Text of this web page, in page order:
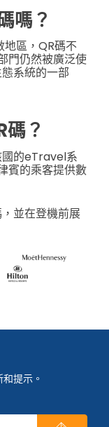
嗎？
區，QR碼不
門仍然被廣泛使
系統的一部
？
國的eTravel系
賓的乘客提供數
並在登機前展
提示。